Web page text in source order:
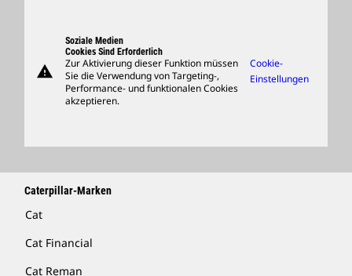
Support
Merchandise
Händler Suchen
warning
Soziale Medien
Cookies Sind Erforderlich
Zur Aktivierung dieser Funktion müssen
Sie die Verwendung von Targeting-,
Performance- und funktionalen Cookies
akzeptieren.
Cookie-
Einstellungen
Caterpillar-Marken
Cat
Cat Financial
Cat Reman